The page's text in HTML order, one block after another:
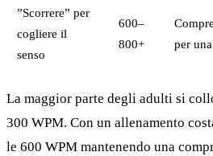
”Scorrere” per
cogliere il
senso
600–
800+
per
La maggior parte degli adulti si
300 WPM. Con un allenamento
le 600 WPM mantenendo una